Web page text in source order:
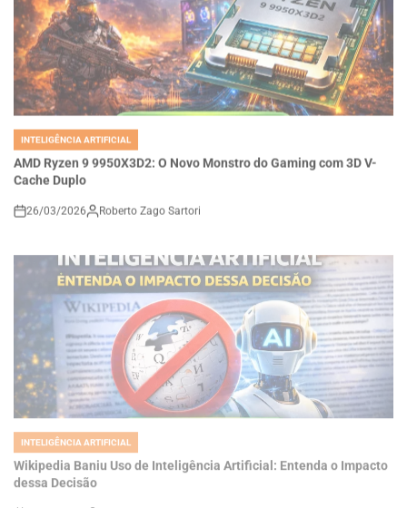
POSTED
INTELIGÊNCIA ARTIFICIAL
AMD Ryzen 9 9950X3D2: O Novo Monstro do Gaming com 3D V-
Cache Duplo
on
26/03/2026
POSTED
INTELIGÊNCIA ARTIFICIAL
Wikipedia Baniu Uso de Inteligência Artificial: Entenda o Impacto
dessa Decisão
on
26/03/2026 Roberto Zago Sartori